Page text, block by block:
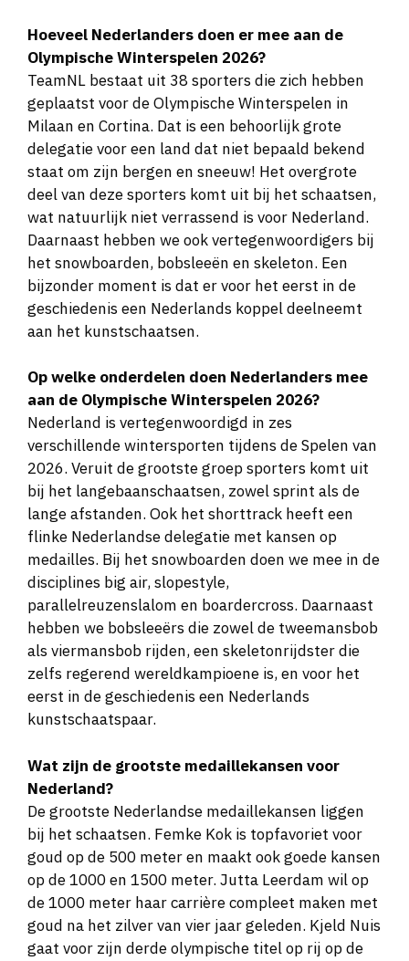
Nederlandse voor de 5 kilometer. Haar
onbevangenheid kan goed uitpakken!
Femke Kok (25) 500, 1000 en 1500 meter
Dé grote Nederlandse troef! De koningin
van de 500 meter is topfavoriet voor goud.
Alles minder dan goud zou een
teleurstelling zijn.
Jutta Leerdam (27) 500 en 1000 meter
Vier jaar geleden pakte ze olympisch zilver
compleet maken met goud.
Kjeld Nuis (36) 1000 en 1500 meter
Al twee keer olympisch kampioen op de
1500 meter (2018 en 2022). Gaat hij het
voor de derde keer op rij winnen?
Antoinette Rijpma-de Jong (30)
meter en ploegenachtervolging
Won het kwalificatietoernooi op de 1500
meter en gaat voor haar vijfde olympische
medaille.
Doet mee aan zowel langebaan als
shorttrack! Op de langebaan start ze
verrassend genoeg op de 1000 meter.
Tijmen Snel (28) 1500 meter
Vier jaar geleden viel hij buiten de boot, nu
eindelijk zijn olympische droom! Een
Hoeveel Nederlanders doen er mee aan de
Olympische Winterspelen 2026?
TeamNL bestaat uit 38 sporters die zich hebben
geplaatst voor de Olympische Winterspelen in
Milaan en Cortina. Dat is een behoorlijk grote
delegatie voor een land dat niet bepaald bekend
staat om zijn bergen en sneeuw! Het overgrote
deel van deze sporters komt uit bij het schaatsen,
wat natuurlijk niet verrassend is voor Nederland.
Daarnaast hebben we ook vertegenwoordigers bij
het snowboarden, bobsleeën en skeleton. Een
bijzonder moment is dat er voor het eerst in de
geschiedenis een Nederlands koppel deelneemt
aan het kunstschaatsen.
Op welke onderdelen doen Nederlanders mee
aan de Olympische Winterspelen 2026?
Nederland is vertegenwoordigd in zes
verschillende wintersporten tijdens de Spelen van
2026. Veruit de grootste groep sporters komt uit
bij het langebaanschaatsen, zowel sprint als de
lange afstanden. Ook het shorttrack heeft een
flinke Nederlandse delegatie met kansen op
medailles. Bij het snowboarden doen we mee in de
disciplines big air, slopestyle,
parallelreuzenslalom en boardercross. Daarnaast
hebben we bobsleeërs die zowel de tweemansbob
als viermansbob rijden, een skeletonrijdster die
zelfs regerend wereldkampioene is, en voor het
eerst in de geschiedenis een Nederlands
kunstschaatspaar.
Wat zijn de grootste medaillekansen voor
Nederland?
De grootste Nederlandse medaillekansen liggen
bij het schaatsen. Femke Kok is topfavoriet voor
goud op de 500 meter en maakt ook goede kansen
op de 1000 en 1500 meter. Jutta Leerdam wil op
de 1000 meter haar carrière compleet maken met
goud na het zilver van vier jaar geleden. Kjeld Nuis
gaat voor zijn derde olympische titel op rij op de